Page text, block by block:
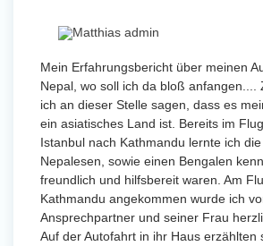
Mein Erfahrungsbericht über meinen
Nepal, wo soll ich da bloß anfangen....
ich an dieser Stelle sagen, dass es
ein asiatisches Land ist. Bereits im
Istanbul nach Kathmandu lernte ich
Nepalesen, sowie einen Bengalen
freundlich und hilfsbereit waren. Am
Kathmandu angekommen wurde ich
Ansprechpartner und seiner Frau
Auf der Autofahrt in ihr Haus erzählten